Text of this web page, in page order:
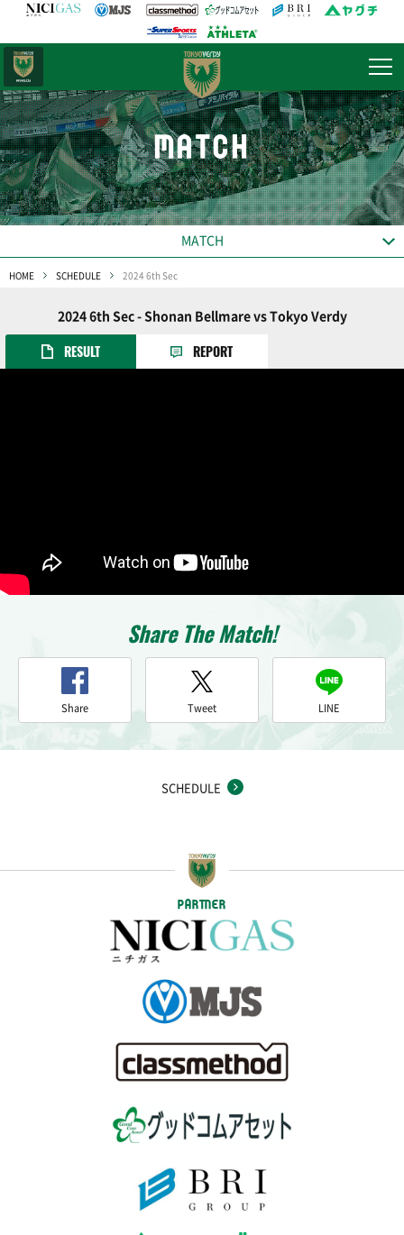
MATCH
MATCH
HOME SCHEDULE 2024 6th Sec
2024 6th Sec - Shonan Bellmare vs Tokyo Verdy
RESULT REPORT
Share The Match!
Share Tweet LINE
SCHEDULE
PARTNER